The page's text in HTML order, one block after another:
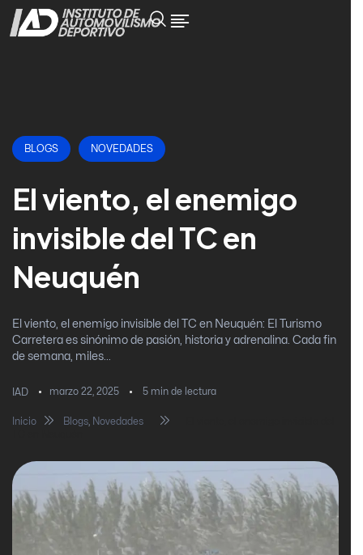
BLOGS NOVEDADES
El viento, el enemigo
invisible del TC en
Neuquén
El viento, el enemigo invisible del TC en Neuquén: El Turismo
Carretera es sinónimo de pasión, historia y adrenalina. Cada fin
de semana, miles...
IAD marzo 22, 2025 5 min de lectura
Inicio Blogs, Novedades